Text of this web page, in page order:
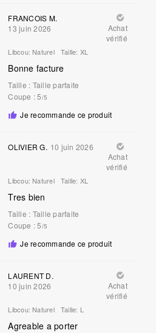
FRANCOIS M.
13 juin 2026
Achat
vérifié
Libcou: Naturel Taille: XL
Bonne facture
Taille : Taille parfaite
Coupe : 5/5
Je recommande ce produit
OLIVIER G. 10 juin 2026
Achat
vérifié
Libcou: Naturel Taille: XL
Tres bien
Taille : Taille parfaite
Coupe : 5/5
Je recommande ce produit
LAURENT D.
10 juin 2026
Achat
vérifié
Libcou: Naturel Taille: L
Agreable a porter